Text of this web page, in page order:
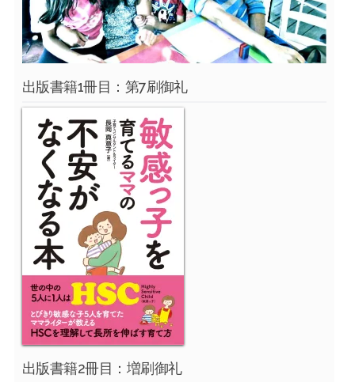
出版書籍1冊目：第7刷御礼
出版書籍2冊目：増刷御礼